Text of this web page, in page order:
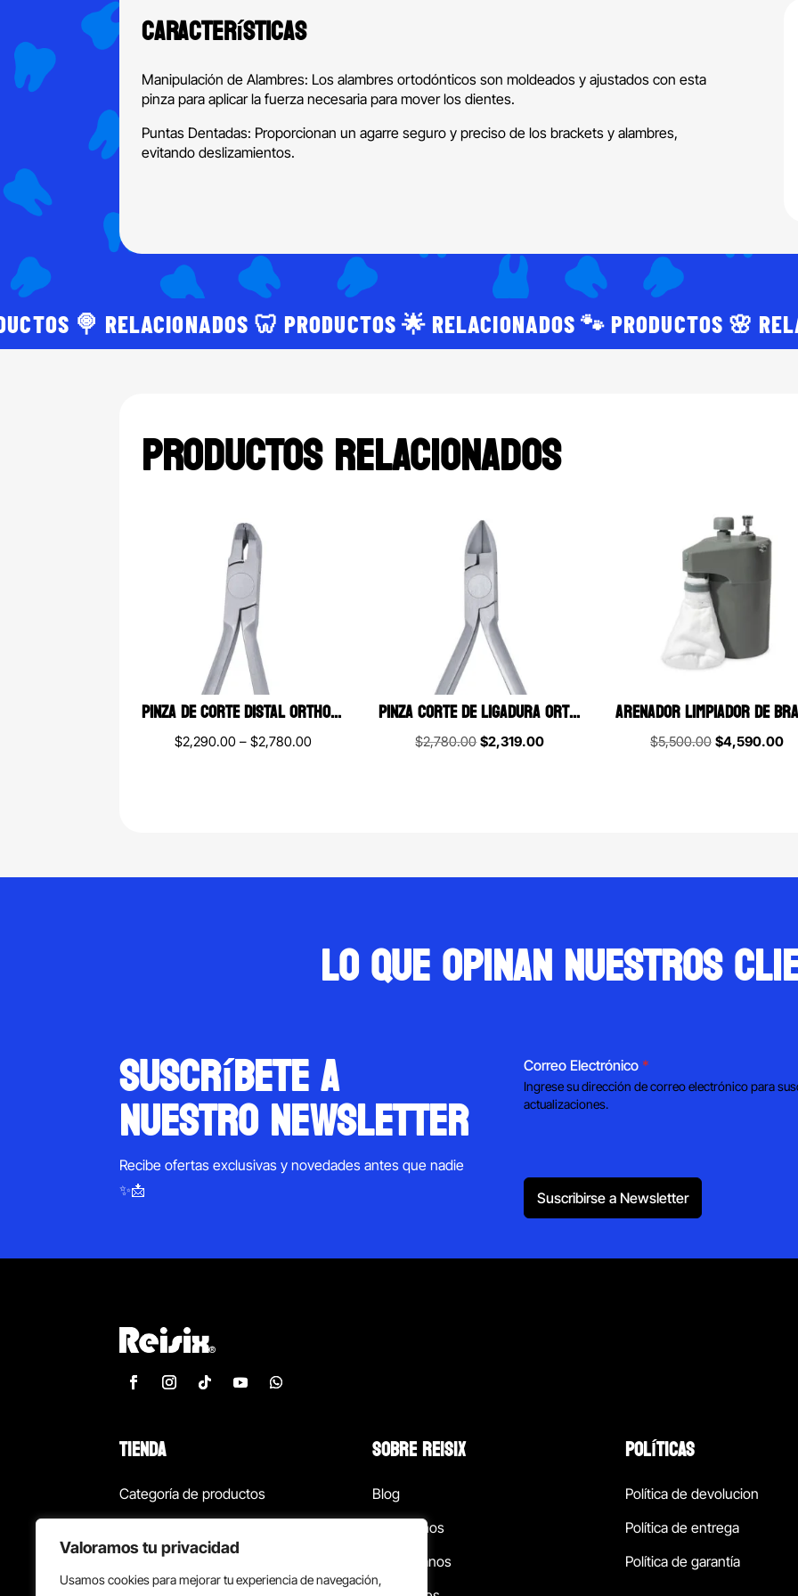
Valoramos tu privacidad
Usamos cookies para mejorar tu experiencia de navegación,
Características
Manipulación de Alambres: Los alambres ortodónticos son moldeados y ajustados con esta
pinza para aplicar la fuerza necesaria para mover los dientes.
Puntas Dentadas: Proporcionan un agarre seguro y preciso de los brackets y alambres,
evitando deslizamientos.
🍭 RELACIONADOS 🦷 PRODUCTOS 🌟 RELACIONADOS 🐾 PRODUCTOS 🌸
PRODUCTOS RELACIONADOS
PINZA DE CORTE DISTAL ORTHO PREMIUM
$2,290.00 – $2,780.00Price
PINZA CORTE DE LIGADURA ORTHO PREMIUM 12 CM
$2,780.00Original
$2,319.00Current
$5,500.00 Original
$4,590.00
Lo que opinan nuestros
suscríbete a
nuestro newsletter
Recibe ofertas exclusivas y novedades antes que nadie
✨📩
Correo Electrónico *
Ingrese su dirección de correo electrónico para
actualizaciones.
Suscribirse a Newsletter
TIENDA
Categoría de productos
¡Las mejores ofertas!
SOBRE REISIX
Blog
Conócenos
Contáctanos
POLÍTICAS
Política de devolucion
Política de entrega
Política de garantía